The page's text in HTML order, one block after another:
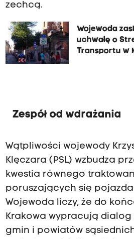
zechcą.
Wojewoda
uchwałę o
Transportu w
Zespół od wdrażania
Wątpliwości wojewody
Klęczara (PSL) wzbudza
kwestia równego
poruszających się
Wojewoda liczy, że do
Krakowa wypracują dialog
gmin i powiatów